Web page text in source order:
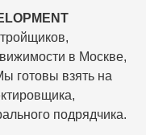
в Москве,
готовы взять на
подрядчика.